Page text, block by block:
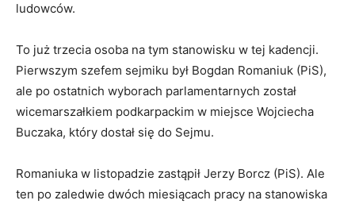
ludowców.
To już trzecia osoba na tym stanowisku w tej kadencji.
Pierwszym szefem sejmiku był Bogdan Romaniuk (PiS),
ale po ostatnich wyborach parlamentarnych został
wicemarszałkiem podkarpackim w miejsce Wojciecha
Buczaka, który dostał się do Sejmu.
Romaniuka w listopadzie zastąpił Jerzy Borcz (PiS). Ale
ten po zaledwie dwóch miesiącach pracy na stanowiska